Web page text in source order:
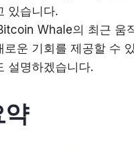
있습니다.
Whale의 최근 움
로운 기회를 제공할 수
설명하겠습니다.
약